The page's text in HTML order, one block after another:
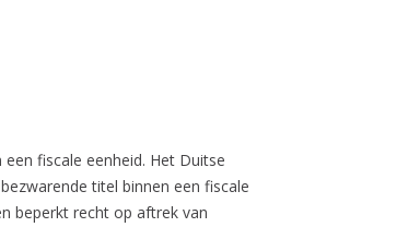
fiscale eenheid. Het Duitse
titel binnen een fiscale
beperkt recht op aftrek van